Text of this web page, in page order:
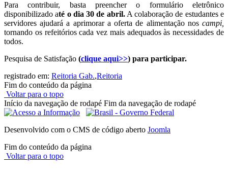
Para contribuir, basta preencher o formulário eletrônico
disponibilizado até o dia 30 de abril.A colaboração de estudantes e
servidores ajudará a aprimorar a oferta de alimentação nos campi,
tornando os refeitórios cada vez mais adequados às necessidades de
todos.
Pesquisa de Satisfação (clique aqui>>) para participar.
registrado em: Reitoria Gab.,Reitoria
Fim do conteúdo da página
Voltar para o topo
Início da navegação de rodapé Fim da navegação de rodapé
Desenvolvido com o CMS de código aberto Joomla
Fim do conteúdo da página
Voltar para o topo